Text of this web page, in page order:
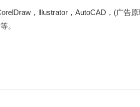
，lllustrator，AutoCAD，(广告
。